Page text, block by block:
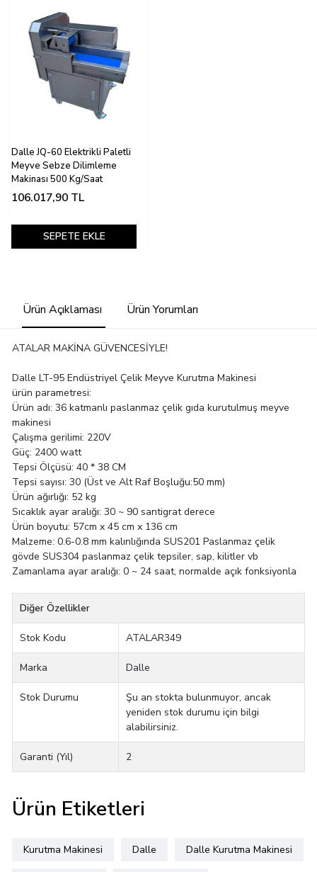
Dalle JQ-60 Elektrikli Paletli
Meyve Sebze Dilimleme
Makinası 500 Kg/Saat
106.017,90 TL
SEPETE EKLE
Ürün Açıklaması Ürün Yorumları
ATALAR MAKİNA GÜVENCESİYLE!
Dalle LT-95 Endüstriyel Çelik Meyve Kurutma Makinesi
ürün parametresi:
Ürün adı: 36 katmanlı paslanmaz çelik gıda kurutulmuş meyve
makinesi
Çalışma gerilimi: 220V
Güç: 2400 watt
Tepsi Ölçüsü: 40 * 38 CM
Tepsi sayısı: 30 (Üst ve Alt Raf Boşluğu:50 mm)
Ürün ağırlığı: 52 kg
Sıcaklık ayar aralığı: 30 ~ 90 santigrat derece
Ürün boyutu: 57cm x 45 cm x 136 cm
Malzeme: 0.6-0.8 mm kalınlığında SUS201 Paslanmaz çelik
gövde SUS304 paslanmaz çelik tepsiler, sap, kilitler vb
Zamanlama ayar aralığı: 0 ~ 24 saat, normalde açık fonksiyonla
Diğer Özellikler
Stok Kodu ATALAR349
Marka Dalle
Stok Durumu
Şu an stokta bulunmuyor, ancak
yeniden stok durumu için bilgi
alabilirsiniz.
Garanti (Yıl) 2
Ürün Etiketleri
Kurutma Makinesi Dalle Dalle Kurutma Makinesi